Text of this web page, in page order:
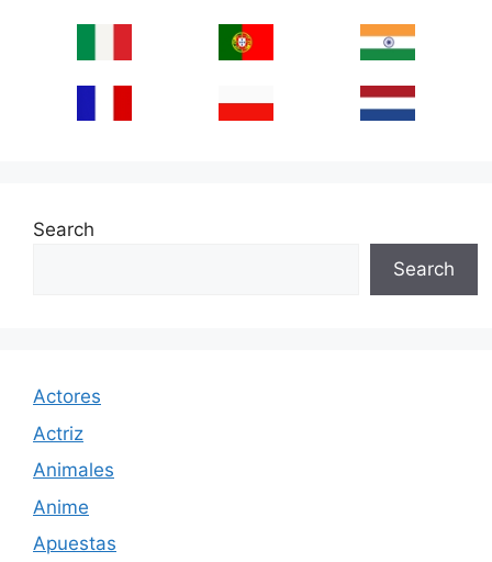
Search
Search
Actores
Actriz
Animales
Anime
Apuestas